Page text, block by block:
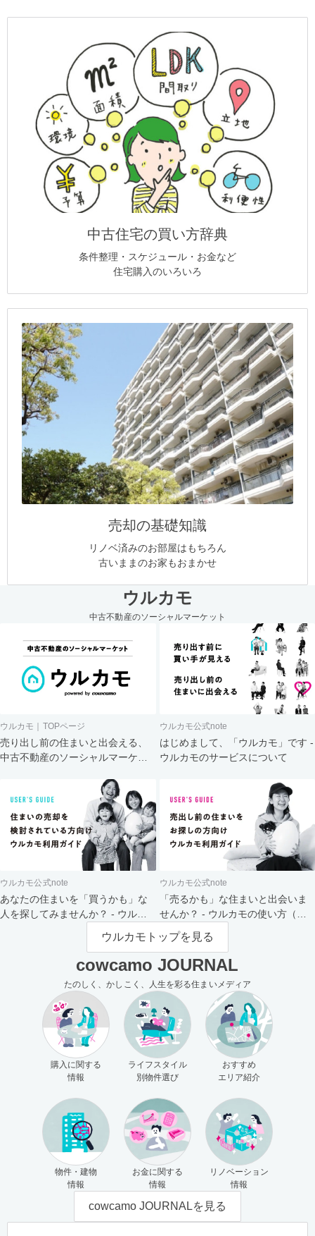
中古住宅の買い方辞典
条件整理・スケジュール・お金など
住宅購入のいろいろ
売却の基礎知識
リノベ済みのお部屋はもちろん
古いままのお家もおまかせ
ウルカモ
中古不動産のソーシャルマーケット
ウルカモ｜TOPページ
売り出し前の住まいと出会える、
中古不動産のソーシャルマーケッ
ウルカモ公式note
はじめまして、「ウルカモ」です -
ウルカモのサービスについて
ウルカモ公式note
あなたの住まいを「買うかも」な
人を探してみませんか？ - ウルカ
ウルカモ公式note
「売るかも」な住まいと出会いま
せんか？ - ウルカモの使い方（買
主さま向け）
ウルカモトップを見る
cowcamo JOURNAL
たのしく、かしこく、人生を彩る住まいメディア
購入に関する
情報
ライフスタイル
別物件選び
おすすめ
エリア紹介
物件・建物
情報
お金に関する
情報
リノベーション
情報
cowcamo JOURNALを見る